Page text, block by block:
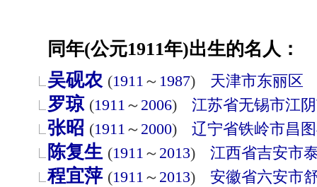
同年(公元1911年)出生的名人：
吴砚农 (1911 ～ 1987) 天津市东丽区
罗琼 (1911 ～ 2006) 江苏省无锡市江
张昭 (1911 ～ 2000) 辽宁省铁岭市昌
陈复生 (1911 ～ 2013) 江西省吉安市
程宜萍 (1911 ～ 2013) 安徽省六安市